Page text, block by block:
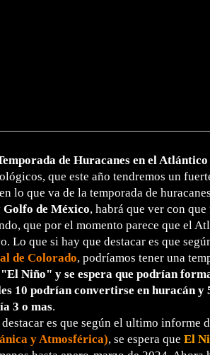
de Huracanes en el Atlántico
que este año tendremos un
lo que va de la temporada de
de México, habrá que ver con
que por el momento parece que el
Lo que si hay que destacar es que
de Colorado, podríamos tener una
"El Niño" y se espera que podrían
10 podrían convertirse en huracán y
3 o mas.
es que según el ultimo informe
y Atmosférica), se espera que El